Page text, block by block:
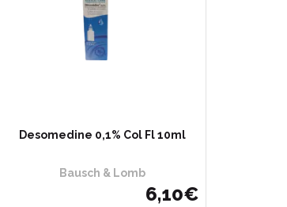
Desomedine 0,1% Col Fl 10ml
Bausch & Lomb
6,10€